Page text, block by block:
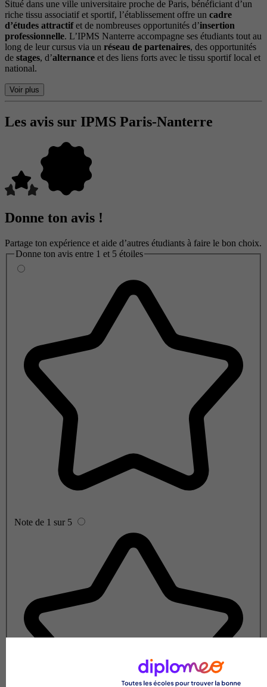
Situé dans une ville universitaire proche de Paris, bénéficiant d’un
riche tissu associatif et sportif, l’établissement offre un cadre
d’études attractifet de nombreuses opportunités d’insertion
professionnelle. L’IPMS Nanterre accompagne ses étudiants tout au
long de leur cursus via un réseau de partenaires, des opportunités
de stages, d’alternance et des liens forts avec le tissu sportif local et
national.
Voir plus
Les avis sur IPMS Paris-Nanterre
Donne ton avis !
Partage ton expérience et aide d’autres étudiants à faire le bon choix.
Donne ton avis entre 1 et 5 étoiles
Note de 1 sur 5